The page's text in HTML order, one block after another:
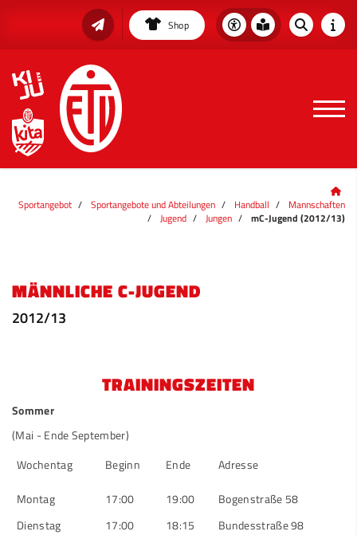
Shop
Sportangebot Sportangebote und Abteilungen Handball
Mannschaften
Jugend
Jungen mC-Jugend (2012/13)
MÄNNLICHE C-JUGEND
2012/13
TRAININGSZEITEN
Sommer
(Mai - Ende September)
Wochentag
Beginn Ende
Adresse
Montag
17:00 19:00
Bogenstraße 58
Dienstag
17:00 18:15
Bundesstraße 98